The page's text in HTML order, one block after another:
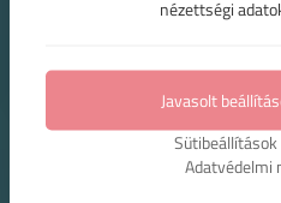
nézettségi
Javasolt
Adatvédelmi